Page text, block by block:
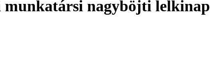
nagyböjti lelkinap